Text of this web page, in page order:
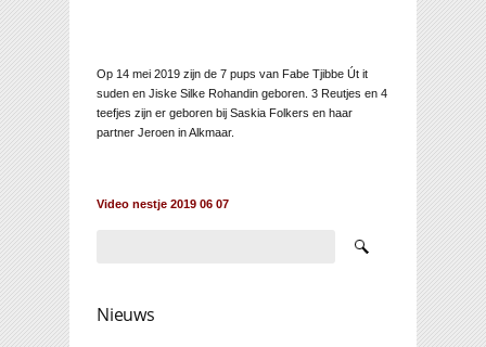
Op 14 mei 2019 zijn de 7 pups van Fabe Tjibbe Út it
suden en Jiske Silke Rohandin geboren. 3 Reutjes en 4
teefjes zijn er geboren bij Saskia Folkers en haar
partner Jeroen in Alkmaar.
Video nestje 2019 06 07
Nieuws